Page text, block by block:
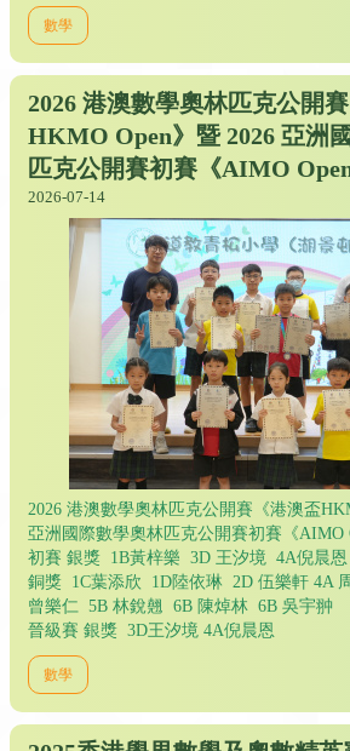
數學
2026 港澳數學奧林匹克公開
HKMO Open》暨 2026 亞洲
匹克公開賽初賽《AIMO Open
2026-07-14
2026 港澳數學奧林匹克公開賽《港澳盃
亞洲國際數學奧林匹克公開賽初賽《AIMO
初賽 銀獎 1B黃梓樂 3D 王汐境 4A倪晨恩
銅獎 1C葉添欣 1D陸依琳 2D 伍樂軒 4A
曾樂仁 5B 林銳翹 6B 陳焯林 6B 吳宇翀
晉級賽 銀獎 3D王汐境 4A倪晨恩
數學